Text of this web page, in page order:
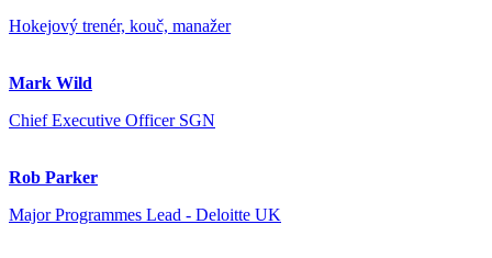
Hokejový trenér, kouč, manažer
Mark Wild
Chief Executive Officer SGN
Rob Parker
Major Programmes Lead - Deloitte UK